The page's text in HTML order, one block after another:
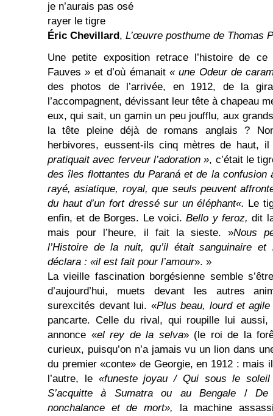
je n’aurais pas osé
rayer le tigre
Éric Chevillard, L’œuvre posthume de Thomas
Une petite exposition retrace l’histoire de
Fauves » et d’où émanait « une Odeur de
des photos de l’arrivée, en 1912, de la
l’accompagnent, dévissant leur tête à chapeau
eux, qui sait, un gamin un peu joufflu, aux
la tête pleine déjà de romans anglais ?
herbivores, eussent-ils cinq mètres de haut,
pratiquait avec ferveur l’adoration », c’était le
des îles flottantes du Paraná et de la confusion
rayé, asiatique, royal, que seuls peuvent
du haut d’un fort dressé sur un éléphant«. Le
enfin, et de Borges. Le voici.Bello y feroz,dit
mais pour l’heure, il fait la sieste. »Nous
l’Histoire de la nuit, qu’il était sanguinaire et
déclara : «il est fait pour l’amour». »
La vieille fascination borgésienne semble
d’aujourd’hui, muets devant les autres
surexcités devant lui. «Plus beau, lourd et
pancarte. Celle du rival, qui roupille lui aussi,
annonce «el rey de la selva» (le roi de la
curieux, puisqu’on n’a jamais vu un lion dans
du premier «conte» de Georgie, en 1912 : mais
l’autre, le «funeste joyau / Qui sous le
S’acquitte à Sumatra ou au Bengale /De
nonchalance et de mort», la machine